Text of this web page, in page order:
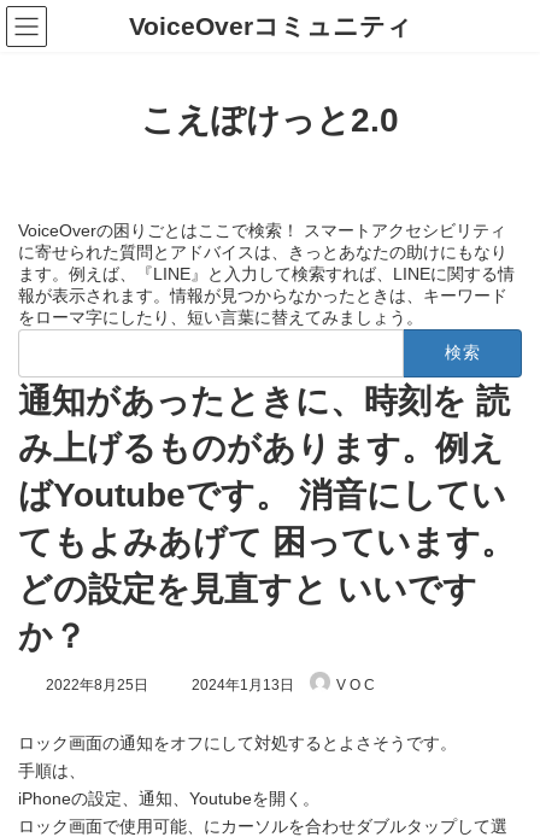
コ
ン
テ
ナ
ビ
ゲ
VoiceOverコミュニティ
こえぽけっと2.0
VoiceOverの困りごとはここで検索！ スマートアクセシビリティ
に寄せられた質問とアドバイスは、きっとあなたの助けにもなり
ます。例えば、『LINE』と入力して検索すれば、LINEに関する情
報が表示されます。情報が見つからなかったときは、キーワード
をローマ字にしたり、短い言葉に替えてみましょう。
検
通知があったときに、時刻を 読
み上げるものがあります。例え
ばYoutubeです。 消音にしてい
てもよみあげて 困っています。
どの設定を見直すと いいです
か？
2022年8月25日
最
新
:
2024年1月13日 V O C
ロック画面の通知をオフにして対処するとよさそうです。
手順は、
iPhoneの設定、通知、Youtubeを開く。
ロック画面で使用可能、にカーソルを合わせダブルタップして選